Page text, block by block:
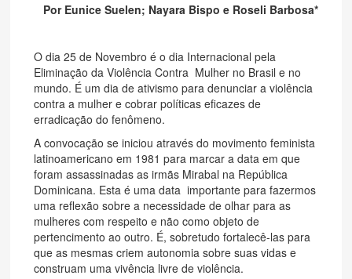
Por Eunice Suelen; Nayara Bispo e Roseli Barbosa*
O dia 25 de Novembro é o dia Internacional pela
Eliminação da Violência Contra Mulher no Brasil e no
mundo. É um dia de ativismo para denunciar a violência
contra a mulher e cobrar políticas eficazes de
erradicação do fenômeno.
A convocação se iniciou através do movimento feminista
latinoamericano em 1981 para marcar a data em que
foram assassinadas as irmãs Mirabal na República
Dominicana. Esta é uma data importante para fazermos
uma reflexão sobre a necessidade de olhar para as
mulheres com respeito e não como objeto de
pertencimento ao outro. É, sobretudo fortalecê-las para
que as mesmas criem autonomia sobre suas vidas e
construam uma vivência livre de violência.